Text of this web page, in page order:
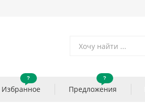
Избранное
?
Предложения
?